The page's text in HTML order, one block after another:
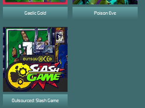
Poison Eve
Outsourced: Slash Game
Gaelic Gold